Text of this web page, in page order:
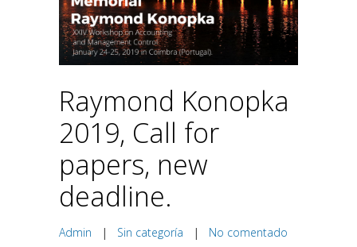
Raymond Konopka
2019, Call for
papers, new
deadline.
Admin | Sin categoría | No comentado